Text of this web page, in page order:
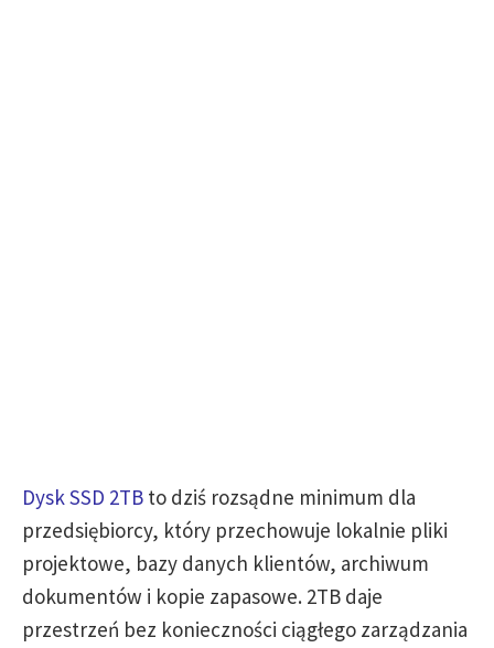
Dysk SSD 2TB to dziś rozsądne minimum dla
przedsiębiorcy, który przechowuje lokalnie pliki
projektowe, bazy danych klientów, archiwum
dokumentów i kopie zapasowe. 2TB daje
przestrzeń bez konieczności ciągłego zarządzania